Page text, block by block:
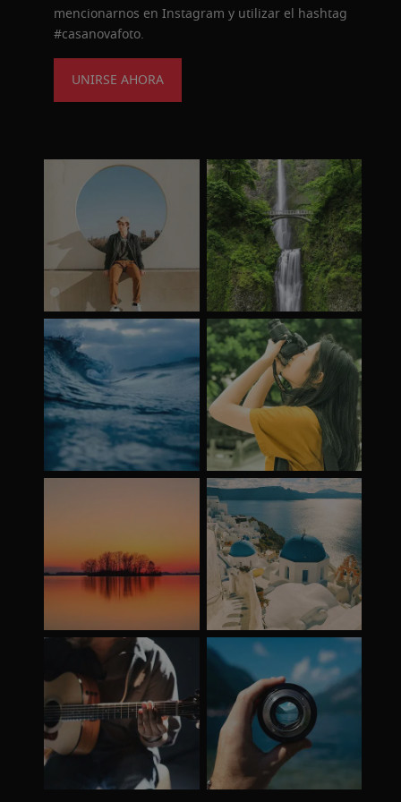
mencionarnos en Instagram y utilizar el hashtag
#casanovafoto.
UNIRSE AHORA